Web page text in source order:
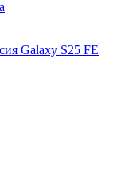
Galaxy S25 FE